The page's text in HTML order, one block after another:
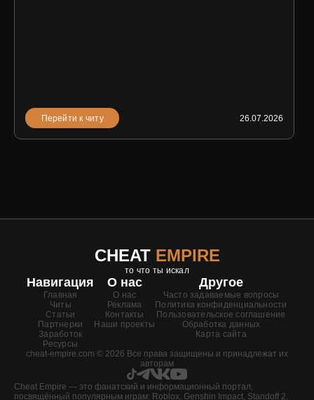
Перейти к читу 26.07.2026
CHEAT EMPIRE
то что ты искал
Навигация
Главная
Читы
Статьи
Партнерки
Заработок
Ресурсы
О нас
О нас
Реклама
Контакты
Наши проекты
Другое
Часто задаваемые вопросы
Политика конфиденциальности
Пользовательское соглашение
Обработка данных
Карта сайта
cheat-empire.com © 2026 Все права защищены и принадлежат их
авторам
Cheat Empire — это фанатский и информационный портал,
посвящённый популярным играм: Roblox, Genshin Impact, Standoff 2,